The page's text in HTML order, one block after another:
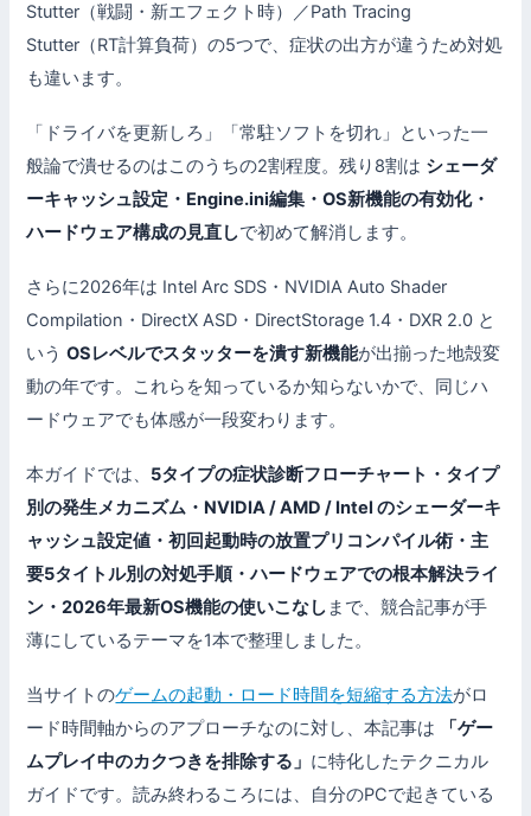
Stutter（戦闘・新エフェクト時）／Path Tracing
Stutter（RT計算負荷）の5つで、症状の出方が違うため対処
も違います。
「ドライバを更新しろ」「常駐ソフトを切れ」といった一
般論で潰せるのはこのうちの2割程度。残り8割は シェーダ
ーキャッシュ設定・Engine.ini編集・OS新機能の有効化・
ハードウェア構成の見直しで初めて解消します。
さらに2026年は Intel Arc SDS・NVIDIA Auto Shader
Compilation・DirectX ASD・DirectStorage 1.4・DXR 2.0 と
いうOSレベルでスタッターを潰す新機能が出揃った地殻変
動の年です。これらを知っているか知らないかで、同じハ
ードウェアでも体感が一段変わります。
本ガイドでは、 5タイプの症状診断フローチャート・タイプ
別の発生メカニズム・NVIDIA / AMD / Intel のシェーダーキ
ャッシュ設定値・初回起動時の放置プリコンパイル術・主
要5タイトル別の対処手順・ハードウェアでの根本解決ライ
ン・2026年最新OS機能の使いこなし まで、競合記事が手
薄にしているテーマを1本で整理しました。
当サイトのゲームの起動・ロード時間を短縮する方法がロ
ード時間軸からのアプローチなのに対し、本記事は
「ゲー
ムプレイ中のカクつきを排除する」 に特化したテクニカル
ガイドです。読み終わるころには、自分のPCで起きている